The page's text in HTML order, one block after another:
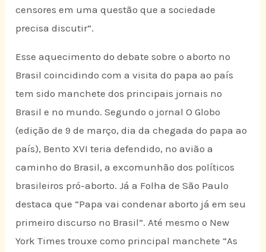
censores em uma questão que a sociedade
precisa discutir”.
Esse aquecimento do debate sobre o aborto no
Brasil coincidindo com a visita do papa ao país
tem sido manchete dos principais jornais no
Brasil e no mundo. Segundo o jornal O Globo
(edição de 9 de março, dia da chegada do papa ao
país), Bento XVI teria defendido, no avião a
caminho do Brasil, a excomunhão dos políticos
brasileiros pró-aborto. Já a Folha de São Paulo
destaca que “Papa vai condenar aborto já em seu
primeiro discurso no Brasil”. Até mesmo o New
York Times trouxe como principal manchete “As